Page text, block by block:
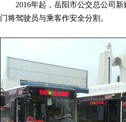
2016年起，岳阳市公交总公司新
门将驾驶员与乘客作安全分割。